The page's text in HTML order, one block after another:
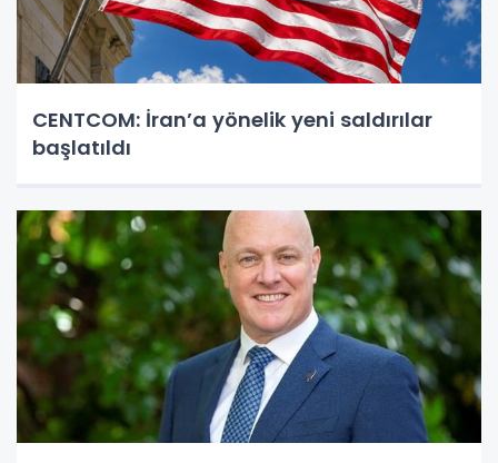
CENTCOM: İran’a yönelik yeni saldırılar
başlatıldı